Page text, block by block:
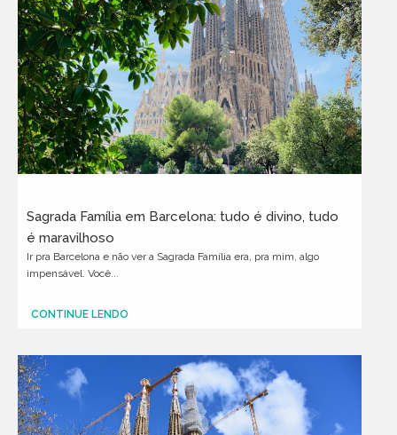
Sagrada Família em Barcelona: tudo é divino, tudo
é maravilhoso
Ir pra Barcelona e não ver a Sagrada Família era, pra mim, algo
impensável. Você...
CONTINUE LENDO